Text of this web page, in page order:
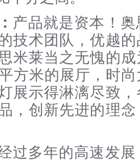
产品就是资本！
技术团队，优越
米莱当之无愧的
方米的展厅，时
展示得淋漓尽致
，创新先进的理
过多年的高速发